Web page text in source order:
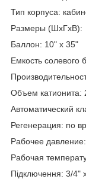
Тип корпуса:
Размеры (ШхГхВ):
Баллон: 10" х 35"
Емкость солевого
Объем катионита:
Автоматический
Регенерация: по
Рабочее
Рабочая
Підключення: 3/4"